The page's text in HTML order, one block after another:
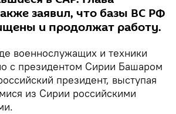
заявил, что базы ВС РФ
и продолжат работу.
военнослужащих и техники
с президентом Сирии Башаром
президент, выступая
из Сирии российскими